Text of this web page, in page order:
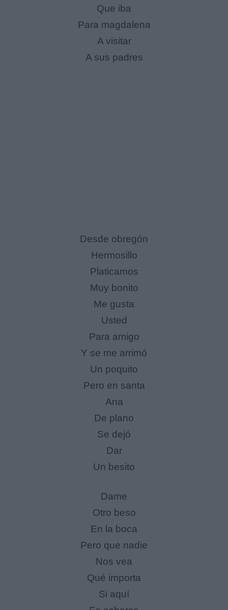
Que iba
Para magdalena
A visitar
A sus padres
Desde obregón
Hermosillo
Platicamos
Muy bonito
Me gusta
Usted
Para amigo
Y se me arrimó
Un poquito
Pero en santa
Ana
De plano
Se dejó
Dar
Un besito
Dame
Otro beso
En la boca
Pero que nadie
Nos vea
Qué importa
Si aquí